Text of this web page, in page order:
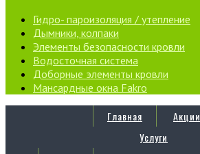
Гидро- пароизоляция / утепление
Дымники, колпаки
Элементы безопасности кровли
Водосточная система
Доборные элементы кровли
Мансардные окна Fakro
Главная
Акции
Услуги